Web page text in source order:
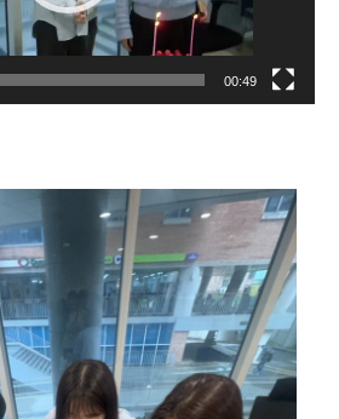
어
00:49